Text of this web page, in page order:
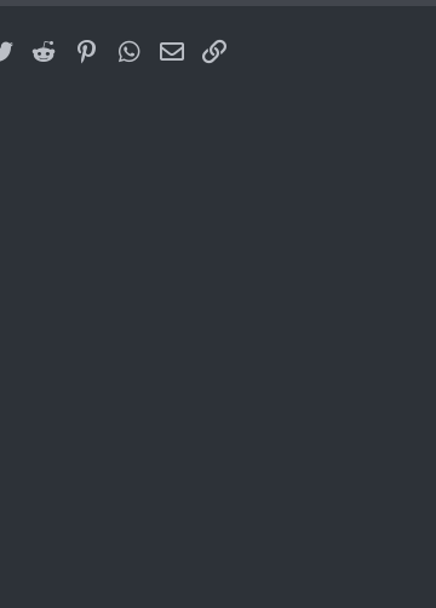
Twitter Reddit PinterestWhatsApp
Email